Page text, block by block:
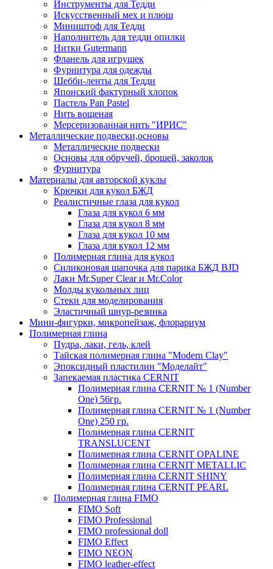
Инструменты для Тедди
Искусственный мех и плюш
Миништоф для Тедди
Наполнитель для тедди опилки
Нитки Gutermann
Фланель для игрушек
Фурнитура для одежды
Шебби-ленты для Тедди
Японский фактурный хлопок
Пастель Pan Pastel
Нить вощеная
Мерсеризованная нить "ИРИС"
Металлические подвески,основы
Металлические подвески
Основы для обручей, брошей, заколок
Фурнитура
Материалы для авторской куклы
Крючки для кукол БЖД
Реалистичные глаза для кукол
Глаза для кукол 6 мм
Глаза для кукол 8 мм
Глаза для кукол 10 мм
Глаза для кукол 12 мм
Полимерная глина для кукол
Силиконовая шапочка для парика БЖД BJD
Лаки Mr.Super Clear и Mr.Color
Молды кукольных лиц
Стеки для моделирования
Эластичный шнур-резинка
Мини-фигурки, микропейзаж, флорариум
Полимерная глина
Пудра, лаки, гель, клей
Тайская полимерная глина "Modern Clay"
Эпоксидный пластилин "Моделайт"
Запекаемая пластика CERNIT
Полимерная глина CERNIT № 1 (Number
One) 56гр.
Полимерная глина CERNIT № 1 (Number
One) 250 гр.
Полимерная глина CERNIT
TRANSLUCENT
Полимерная глина CERNIT OPALINE
Полимерная глина CERNIT METALLIC
Полимерная глина CERNIT SHINY
Полимерная глина CERNIT PEARL
Полимерная глина FIMO
FIMO Soft
FIMO Professional
FIMO professional doll
FIMO Effect
FIMO NEON
FIMO leather-effect